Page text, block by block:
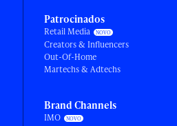
Patrocinados
Retail Media
Creators & Influencers
Out-Of-Home
Martechs & Adtechs
Brand Channels
IMO